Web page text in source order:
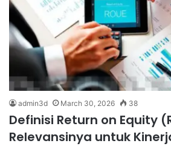
admin3d March 30, 2026 38
Definisi Return on Equity
Relevansinya untuk